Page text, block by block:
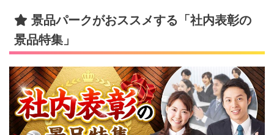
景品パークがおススメする「社内表彰の
景品特集」